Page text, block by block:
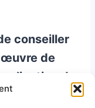
conseiller
œuvre de
de